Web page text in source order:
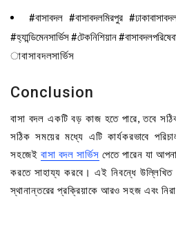
#বাসাবদল #বাসাবদলমিরপুর
#হ্যান্ডিমেনসার্ভিস #টেকনিশিয়ান
াবাসাবদলসার্ভিস
Conclusion
বাসা বদল একটি বড় কাজ হতে পারে, তবে
সঠিক সময়ের মধ্যে এটি কার্যকরভাবে
সহজেই বাসা বদল সার্ভিস পেতে পারেন যা
করতে সাহায্য করবে। এই নিবন্ধে
স্থানান্তরের প্রক্রিয়াকে আরও সহজ এবং